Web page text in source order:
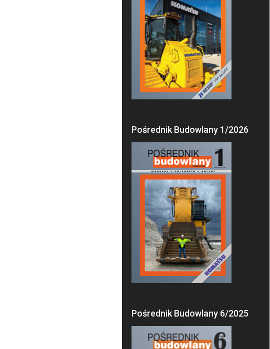
Pośrednik Budowlany 1/2026
Pośrednik Budowlany 6/2025